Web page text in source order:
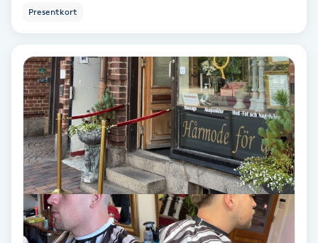
Ortopedi
Osteopati
Paraffinbehandling
Pedikyr
Pensionärklippning
Presentkort